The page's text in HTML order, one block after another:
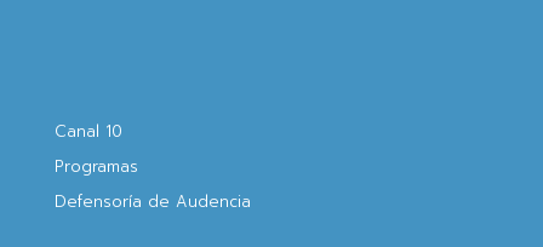
Canal 10
Programas
Defensoría de Audencia